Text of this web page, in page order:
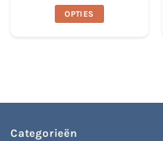
tot
€17.95
OPTIES
Categorieën